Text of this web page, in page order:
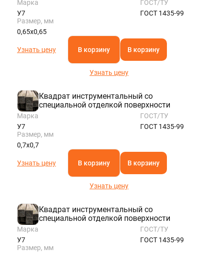
Марка
У7
ГОСТ/ТУ
ГОСТ 1435-99
Размер, мм
0,65х0,65
Узнать цену В корзину В корзину
Узнать цену
Квадрат инструментальный со
специальной отделкой поверхности
Марка
У7
ГОСТ/ТУ
ГОСТ 1435-99
Размер, мм
0,7х0,7
Узнать цену В корзину В корзину
Узнать цену
Квадрат инструментальный со
специальной отделкой поверхности
Марка
У7
ГОСТ/ТУ
ГОСТ 1435-99
Размер, мм